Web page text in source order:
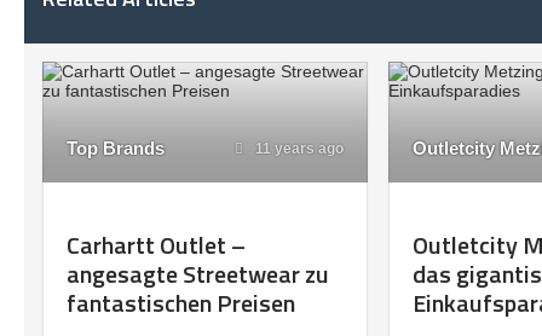
Top Brands 11 years ago
Carhartt Outlet –
angesagte Streetwear zu
fantastischen Preisen
Outletcity
Outletcity
das